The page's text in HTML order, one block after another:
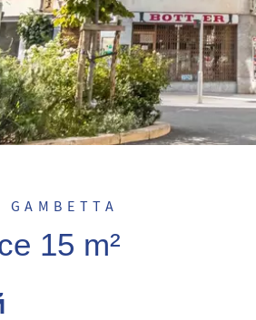
15 m²